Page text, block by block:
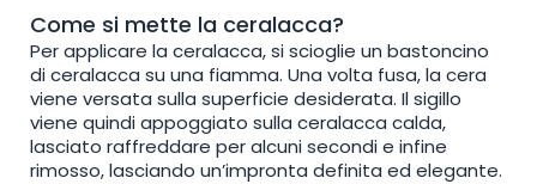
Come si mette la ceralacca?
Per applicare la ceralacca, si scioglie un bastoncino
di ceralacca su una fiamma. Una volta fusa, la cera
viene versata sulla superficie desiderata. Il sigillo
viene quindi appoggiato sulla ceralacca calda,
lasciato raffreddare per alcuni secondi e infine
rimosso, lasciando un’impronta definita ed elegante.